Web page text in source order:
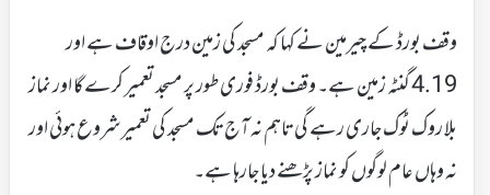
وقف بورڈ کے چیرمین نے کہا کہ مسجد کی زمین درج اوقاف ہے اور
4.19 گنٹہ زمین ہے۔ وقف بورڈ فوری طور پر مسجد تعمیر کرے گا اور نماز
بلا روک ٹوک جاری رہے گی تاہم نہ آج تک مسجد کی تعمیر شروع ہوئی اور
نہ وہاں عام لوگوں کو نماز پڑھنے دیا جارہا ہے۔